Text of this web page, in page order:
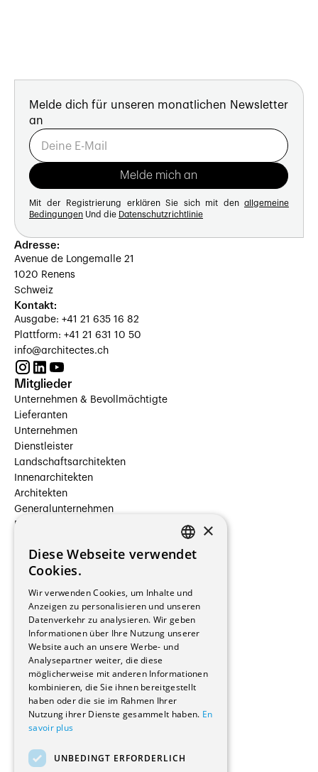
Melde dich für unseren monatlichen Newsletter
an
Mit der Registrierung erklären Sie sich mit den allgemeine
Bedingungen Und die Datenschutzrichtlinie
Adresse:
Avenue de Longemalle 21
1020 Renens
Schweiz
Kontakt:
Ausgabe: +41 21 635 16 82
Plattform: +41 21 631 10 50
info@architectes.ch
Mitglieder
Unternehmen & Bevollmächtigte
Lieferanten
Unternehmen
Dienstleister
Landschaftsarchitekten
Innenarchitekten
Architekten
Generalunternehmen
Beauftragte Unternehmen
Hersteller/Lieferanten
Bauherrschaften
Immobilienverwaltungsgesellschaften
Stockwerkeigentum
Reportagen
Wohnungen
Renovierungen
Innere Umbauten
Gastgewerbe und Tourismus
Verwaltungsgebäude und Geschäfte
Schuleinrichtungen
Medizinische Einrichtungen
Kultur - Sport - Freizeit
FRENCH
×
Diese Webseite verwendet
Cookies.
Wir verwenden Cookies, um Inhalte und
Anzeigen zu personalisieren und unseren
Datenverkehr zu analysieren. Wir geben
Informationen über Ihre Nutzung unserer
Website auch an unsere Werbe- und
Analysepartner weiter, die diese
möglicherweise mit anderen Informationen
kombinieren, die Sie ihnen bereitgestellt
haben oder die sie im Rahmen Ihrer
Nutzung ihrer Dienste gesammelt haben. En
savoir plus
UNBEDINGT ERFORDERLICH